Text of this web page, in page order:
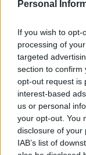
Personal
If you wish to
processing of
targeted
section to confirm
opt-out request is
interest-based
us or personal
your opt-out. You
disclosure of your
IAB’s list of
Forum:
Zmiana